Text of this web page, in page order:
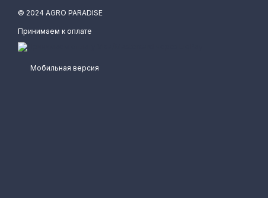
© 2024 AGRO PARADISE
Принимаем к оплате
Мобильная версия